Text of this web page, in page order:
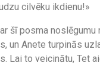
cilvēku ikdienu!»
šī posma noslēgumu
un Anete turpinās
Lai to veicinātu, Tet